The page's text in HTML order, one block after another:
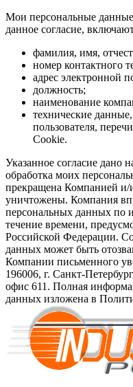
Мои персональные
данное согласие,
фамилия, имя,
номер контактного
адрес электронной
должность;
наименование
технические
пользователя,
Cookie.
Указанное согласие дано
обработка моих
прекращена Компанией
уничтожены. Компания
персональных данных по
течение времени,
Российской Федерации.
данных может быть
Компании письменного
196006, г. Санкт-
офис 611. Полная
данных изложена в